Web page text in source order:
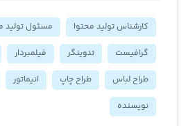
کارشناس تولید محتوا مسئول تولید
گرافیست
تدوینگر فیلمبردار
طراح لباس
طراح چاپ انیماتور
نویسنده